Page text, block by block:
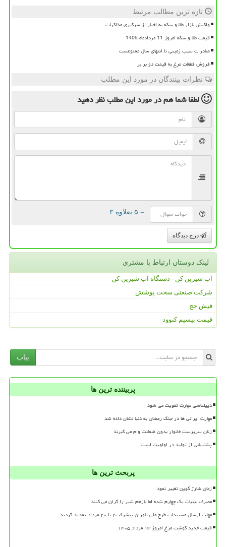
تازه ترین مطالب مرتبط
واکنش بازار طلا و سکه به اخبار از سرگیری مذاکرات
قیمت طلا و سکه امروز 11 مردادماه 1405
صادرات سیب زمینی تا انتهای سال ممنوعست
فروش قطعات مرغ به قیمت دو برابر
نظرات بینندگان در مورد این مطلب
لطفا شما همدر مورد این مطلبنظر دهید
= ۵ بعلاوه ۳
درج دیدگاه
لینک دوستان ارتباط با مشتری
آب شیرین کن - دستگاه آب شیرین کن
شرکت صنعتی سخت پوشش
فیش حج
قیمت بیسیم کنوود
بیاب
پربیننده ترین ها
دیپلماسی مهارت تقویت می شود
مهارت ایرانی ها در جنگ رمضان به دنیا نشان داده شد
زنان سرپرست خانوار بدون ضمانت وام می گیرند
پشتیبانی از تولید در اولویت است
پربحث ترین ها
زمان شارژ کوپن تغییر نمود
مصرف لبنیات یک چهارم شده اما بازهم شیر را گران می کنند
مهلت ارسال مستندات طرح ملی یاوران پیشرفت۲ تا ۲۰ مرداد تمدید گردید
قیمت جدید گوشت مرغ امروز ۱۳ مرداد ۱۴۰۵